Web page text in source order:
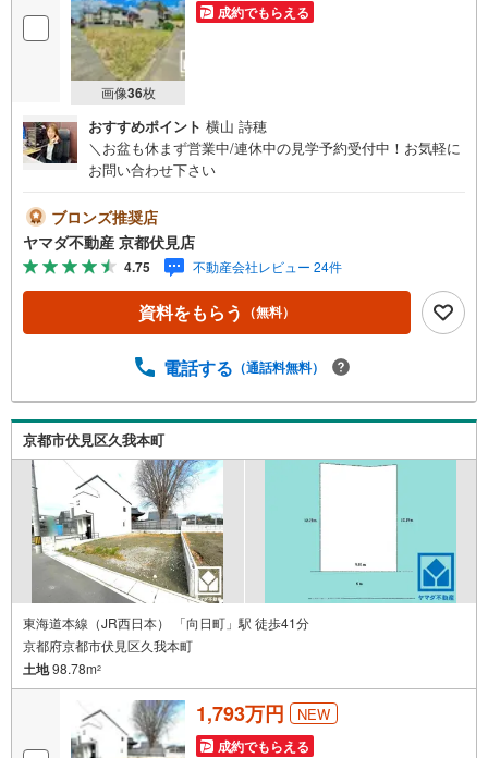
画像36枚
成約でもらえる
おすすめポイント 横山 詩穂
＼お盆も休まず営業中/連休中の見学予約受付中！お気軽に
お問い合わせ下さい
ブロンズ推奨店
ヤマダ不動産 京都伏見店
4.75 不動産会社レビュー 24件
資料をもらう （無料）
電話する （通話料無料）
京都市伏見区久我本町
東海道本線（JR西日本） 「向日町」駅 徒歩41分
京都府京都市伏見区久我本町
土地98.78m2
1,793万円 NEW
成約でもらえる